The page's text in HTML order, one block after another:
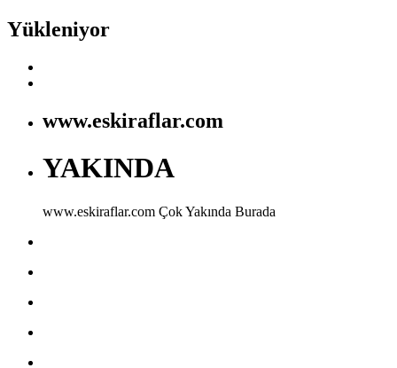
Yükleniyor
www.eskiraflar.com
YAKINDA
www.eskiraflar.com Çok Yakında Burada